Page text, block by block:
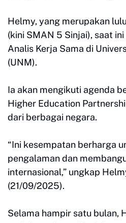
Helmy, yang merupakan
(kini SMAN 5 Sinjai), saat
Analis Kerja Sama di
(UNM).
Ia akan mengikuti agenda
Higher Education
dari berbagai negara.
“Ini kesempatan berharga
pengalaman dan
internasional,” ungkap
(21/09/2025).
Selama hampir satu bulan,